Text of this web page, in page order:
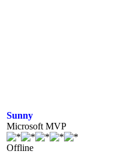
Sunny
Microsoft MVP
Offline